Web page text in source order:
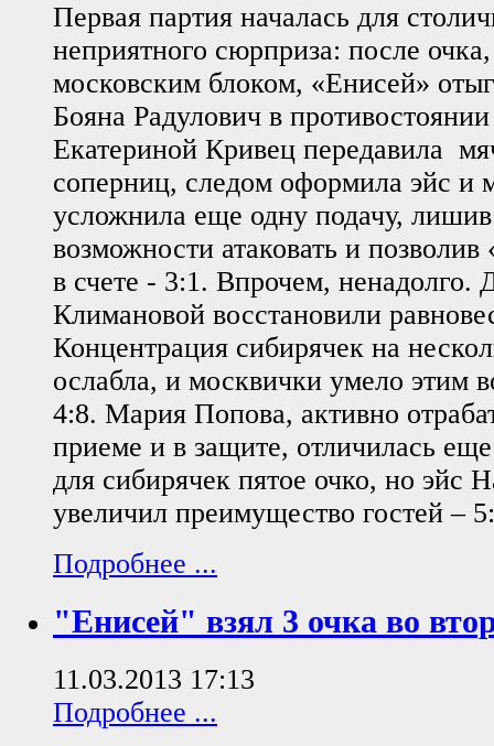
Первая партия началась для
неприятного сюрприза: после
московским блоком, «Енисей»
Бояна Радулович в
Екатериной Кривец передавила
соперниц, следом оформила эйс и
усложнила еще одну подачу,
возможности атаковать и
в счете - 3:1. Впрочем,
Климановой восстановили
Концентрация сибирячек на
ослабла, и москвички умело этим
4:8. Мария Попова, активно
приеме и в защите, отличилась
для сибирячек пятое очко, но эйс
увеличил преимущество гостей –
Подробнее ...
"Енисей" взял 3 очка во
11.03.2013 17:13
Подробнее ...